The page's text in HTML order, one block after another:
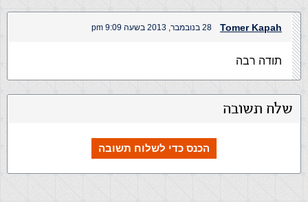
Tomer Kapah 28 בנובמבר, 2013 בשעה 9:09 pm
תודה רבה
שלח תשובה
הכנס כדי לשלוח תשובה